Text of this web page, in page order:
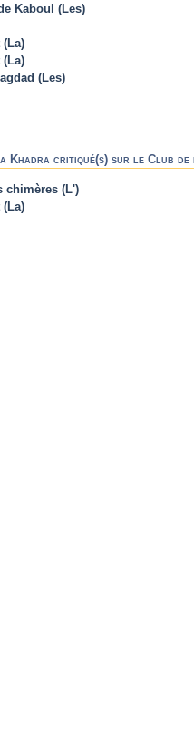
Kaboul (Les)
(Les)
Khadra critiqué(s) sur le Club
chimères (L')